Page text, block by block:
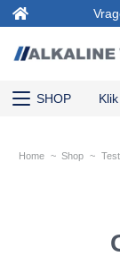
SHOP
Home ~ Shop ~